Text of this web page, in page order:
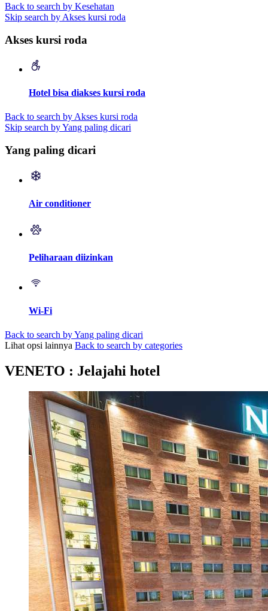
Back to search by Kesehatan
Skip search by Akses kursi roda
Akses kursi roda
Hotel bisa diakses kursi roda
Back to search by Akses kursi roda
Skip search by Yang paling dicari
Yang paling dicari
Air conditioner
Peliharaan diizinkan
Wi-Fi
Back to search by Yang paling dicari
Lihat opsi lainnya Back to search by categories
VENETO : Jelajahi hotel